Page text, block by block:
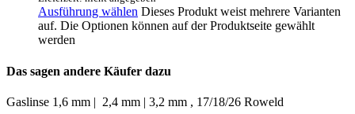
Ausführung wählen Dieses Produkt weist mehrere Varianten
auf. Die Optionen können auf der Produktseite gewählt
werden
Das sagen andere Käufer dazu
Gaslinse 1,6 mm | 2,4 mm | 3,2 mm , 17/18/26 Roweld